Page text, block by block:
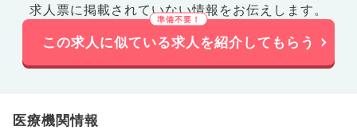
求人票に掲載されていない情報をお伝えします。
この求人に似ている求人を紹介してもらう
医療機関情報